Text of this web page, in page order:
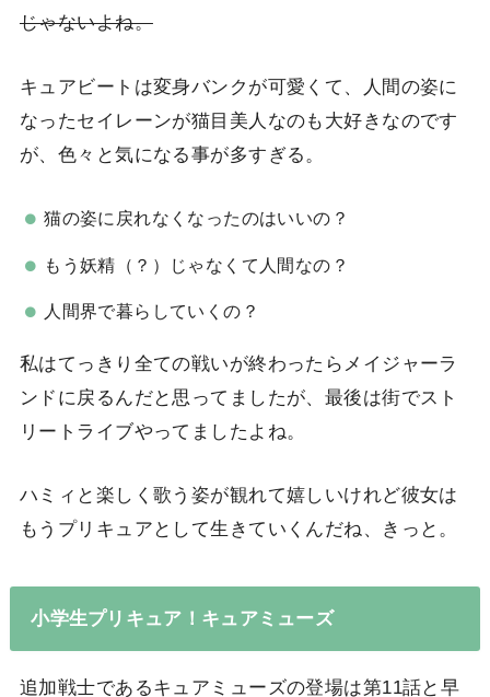
じゃないよね。
キュアビートは変身バンクが可愛くて、人間の姿に
なったセイレーンが猫目美人なのも大好きなのです
が、色々と気になる事が多すぎる。
猫の姿に戻れなくなったのはいいの？
もう妖精（？）じゃなくて人間なの？
人間界で暮らしていくの？
私はてっきり全ての戦いが終わったらメイジャーラ
ンドに戻るんだと思ってましたが、最後は街でスト
リートライブやってましたよね。
ハミィと楽しく歌う姿が観れて嬉しいけれど彼女は
もうプリキュアとして生きていくんだね、きっと。
小学生プリキュア！キュアミューズ
追加戦士であるキュアミューズの登場は第11話と早